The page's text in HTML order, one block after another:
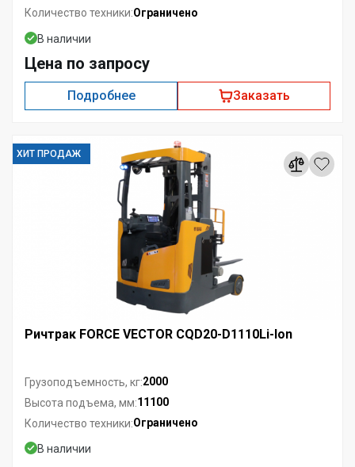
Количество техники:Ограничено
В наличии
Цена по запросу
Подробнее Заказать
ХИТ ПРОДАЖ
Ричтрак FORCE VECTOR CQD20-D1110Li-Ion
Грузоподъемность, кг:2000
Высота подъема, мм:11100
Количество техники:Ограничено
В наличии